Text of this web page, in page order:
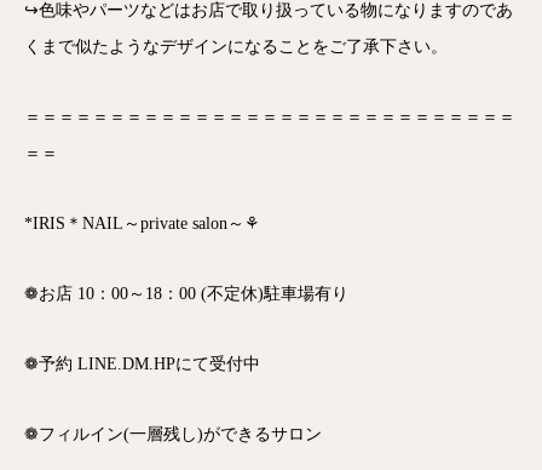
↪色味やパーツなどはお店で取り扱っている物になりますのであ
くまで似たようなデザインになることをご了承下さい。
＝＝＝＝＝＝＝＝＝＝＝＝＝＝＝＝＝＝＝＝＝＝＝＝＝＝＝＝＝
＝＝
*IRIS＊NAIL～private salon～⚘
❁お店 10：00～18：00 (不定休)駐車場有り
❁予約 LINE.DM.HPにて受付中
❁フィルイン(一層残し)ができるサロン